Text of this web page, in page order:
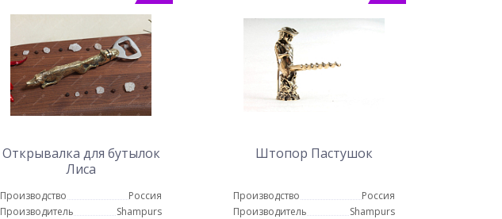
Открывалка для бутылок
Лиса
Производство
Россия
Производитель
Shampurs
Штопор Пастушок
Производство
Россия
Производитель
Shampurs